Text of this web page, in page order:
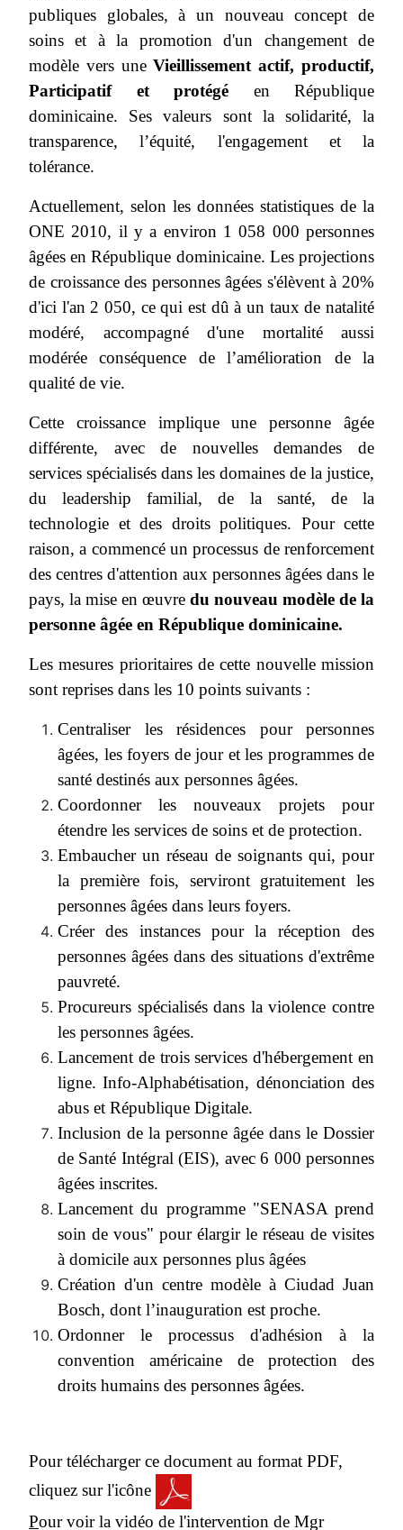
publiques globales, à un nouveau concept de
soins et à la promotion d'un changement de
modèle vers uneVieillissement actif, productif,
Participatif et protégé en République
dominicaine. Ses valeurs sont la solidarité, la
transparence, l’équité, l'engagement et la
tolérance.
Actuellement, selon les données statistiques de la
ONE 2010, il y a environ 1 058 000 personnes
âgées en République dominicaine. Les projections
de croissance des personnes âgées s'élèvent à 20%
d'ici l'an 2 050, ce qui est dû à un taux de natalité
modéré, accompagné d'une mortalité aussi
modérée conséquence de l’amélioration de la
qualité de vie.
Cette croissance implique une personne âgée
différente, avec de nouvelles demandes de
services spécialisés dans les domaines de la justice,
du leadership familial, de la santé, de la
technologie et des droits politiques. Pour cette
raison, a commencé un processus de renforcement
des centres d'attention aux personnes âgées dans le
pays, la mise en œuvre du nouveau modèle de la
personne âgée en République dominicaine.
Les mesures prioritaires de cette nouvelle mission
sont reprises dans les 10 points suivants :
Centraliser les résidences pour personnes
âgées, les foyers de jour et les programmes de
santé destinés aux personnes âgées.
Coordonner les nouveaux projets pour
étendre les services de soins et de protection.
Embaucher un réseau de soignants qui, pour
la première fois, serviront gratuitement les
personnes âgées dans leurs foyers.
Créer des instances pour la réception des
personnes âgées dans des situations d'extrême
pauvreté.
Procureurs spécialisés dans la violence contre
les personnes âgées.
Lancement de trois services d'hébergement en
ligne. Info-Alphabétisation, dénonciation des
abus et République Digitale.
Inclusion de la personne âgée dans le Dossier
de Santé Intégral (EIS), avec 6 000 personnes
âgées inscrites.
Lancement du programme "SENASA prend
soin de vous" pour élargir le réseau de visites
à domicile aux personnes plus âgées
Création d'un centre modèle à Ciudad Juan
Bosch, dont l’inauguration est proche.
Ordonner le processus d'adhésion à la
convention américaine de protection des
droits humains des personnes âgées.
Pour télécharger ce document au format PDF,
cliquez sur l'icône
Pour voir la vidéo de l'intervention de Mgr